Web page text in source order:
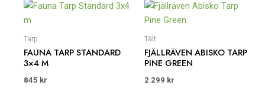
Tarp
FAUNA TARP STANDARD
3×4 M
845 kr
Tält
FJÄLLRÄVEN ABISKO TARP
PINE GREEN
2 299 kr